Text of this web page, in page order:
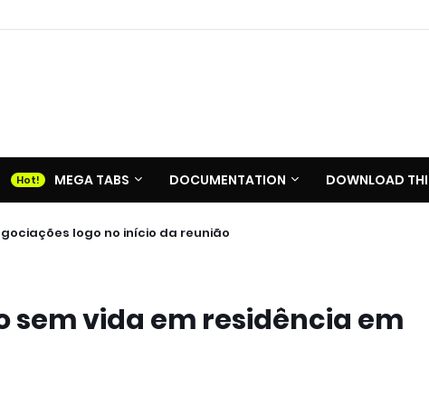
MEGA TABS DOCUMENTATION DOWNLOAD
logo no início da reunião
sem vida em residência em